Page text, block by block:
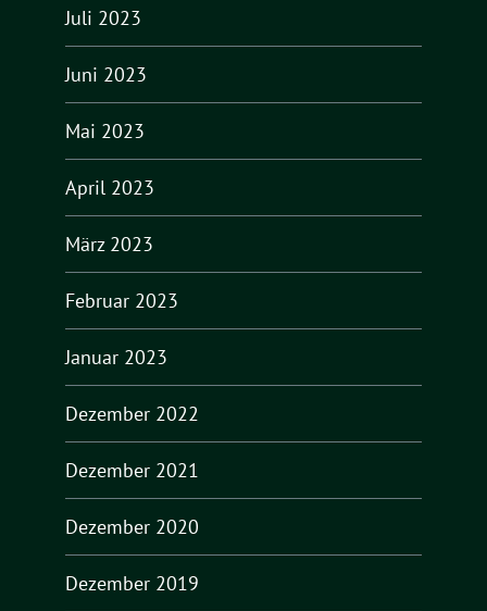
Juli 2023
Juni 2023
Mai 2023
April 2023
März 2023
Februar 2023
Januar 2023
Dezember 2022
Dezember 2021
Dezember 2020
Dezember 2019